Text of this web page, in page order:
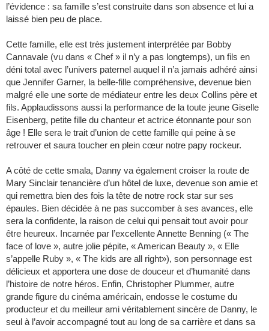
l’évidence : sa famille s’est construite dans son absence et lui a
laissé bien peu de place.
Cette famille, elle est très justement interprétée par Bobby
Cannavale (vu dans « Chef » il n’y a pas longtemps), un fils en
déni total avec l’univers paternel auquel il n’a jamais adhéré ainsi
que Jennifer Garner, la belle-fille compréhensive, devenue bien
malgré elle une sorte de médiateur entre les deux Collins père et
fils. Applaudissons aussi la performance de la toute jeune Giselle
Eisenberg, petite fille du chanteur et actrice étonnante pour son
âge ! Elle sera le trait d’union de cette famille qui peine à se
retrouver et saura toucher en plein cœur notre papy rockeur.
A côté de cette smala, Danny va également croiser la route de
Mary Sinclair tenancière d’un hôtel de luxe, devenue son amie et
qui remettra bien des fois la tête de notre rock star sur ses
épaules. Bien décidée à ne pas succomber à ses avances, elle
sera la confidente, la raison de celui qui pensait tout avoir pour
être heureux. Incarnée par l’excellente Annette Benning (« The
face of love », autre jolie pépite, « American Beauty », « Elle
s’appelle Ruby », « The kids are all right»), son personnage est
délicieux et apportera une dose de douceur et d’humanité dans
l’histoire de notre héros. Enfin, Christopher Plummer, autre
grande figure du cinéma américain, endosse le costume du
producteur et du meilleur ami véritablement sincère de Danny, le
seul à l’avoir accompagné tout au long de sa carrière et dans sa